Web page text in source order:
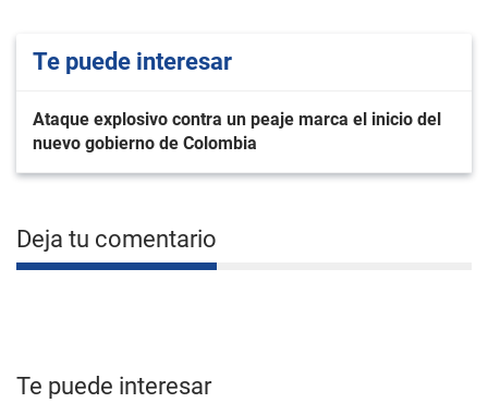
Te puede interesar
Ataque explosivo contra un peaje marca el inicio del
nuevo gobierno de Colombia
Deja tu comentario
Te puede interesar